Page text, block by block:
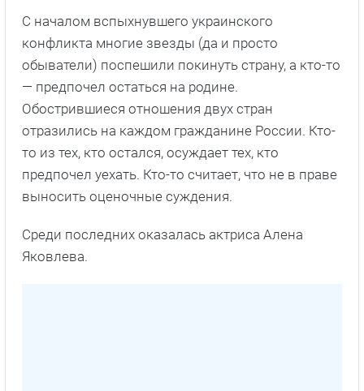
С началом вспыхнувшего украинского
конфликта многие звезды (да и просто
обыватели) поспешили покинуть страну, а кто-то
— предпочел остаться на родине.
Обострившиеся отношения двух стран
отразились на каждом гражданине России. Кто-
то из тех, кто остался, осуждает тех, кто
предпочел уехать. Кто-то считает, что не в праве
выносить оценочные суждения.
Среди последних оказалась актриса Алена
Яковлева.